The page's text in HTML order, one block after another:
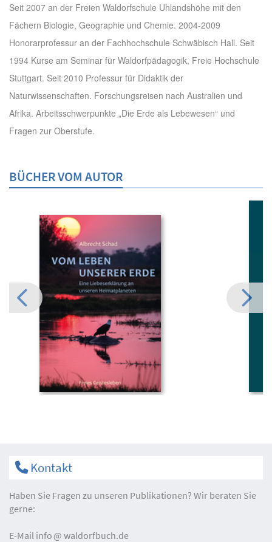
Seit 2007 an der Freien Waldorfschule Uhlandshöhe mit den
Fächern Biologie, Geographie und Chemie. 2004-2009
Honorarprofessur an der Fachhochschule Schwäbisch Hall. Seit
1994 Kurse am Seminar für Waldorfpädagogik, Freie Hochschule
Stuttgart. Seit 2010 Professur für Didaktik der
Naturwissenschaften. Forschungsreisen nach Australien und
Afrika. Arbeitsschwerpunkte „Die Erde als Lebewesen“ und
Fragen zur Oberstufe.
BÜCHER VOM AUTOR
Kontakt
Haben Sie Fragen zu unseren Publikationen? Wir beraten Sie
gerne:
E-Mail info waldorfbuch.de